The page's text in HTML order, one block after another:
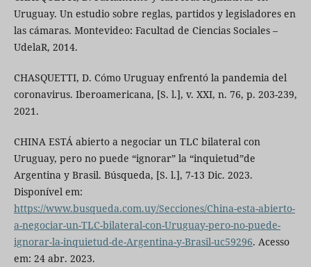
Uruguay. Un estudio sobre reglas, partidos y legisladores en
las cámaras. Montevideo: Facultad de Ciencias Sociales –
UdelaR, 2014.
CHASQUETTI, D. Cómo Uruguay enfrentó la pandemia del
coronavirus. Iberoamericana, [S. l.], v. XXI, n. 76, p. 203-239,
2021.
CHINA ESTÁ abierto a negociar un TLC bilateral con
Uruguay, pero no puede “ignorar” la “inquietud”de
Argentina y Brasil. Búsqueda, [S. l.], 7-13 Dic. 2023.
Disponível em:
https://www.busqueda.com.uy/Secciones/China-esta-abierto-
a-negociar-un-TLC-bilateral-con-Uruguay-pero-no-puede-
ignorar-la-inquietud-de-Argentina-y-Brasil-uc59296. Acesso
em: 24 abr. 2023.